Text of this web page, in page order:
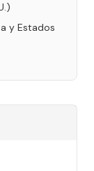
y Estados